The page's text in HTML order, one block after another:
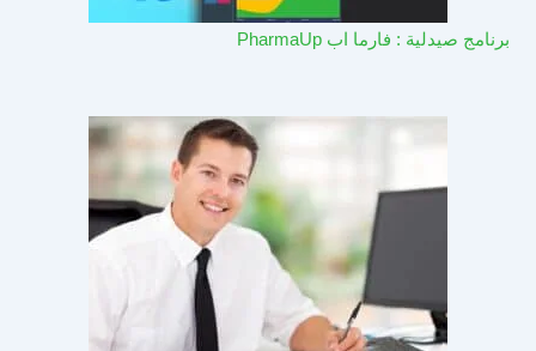
برنامج صيدلية : فارما اب PharmaUp​